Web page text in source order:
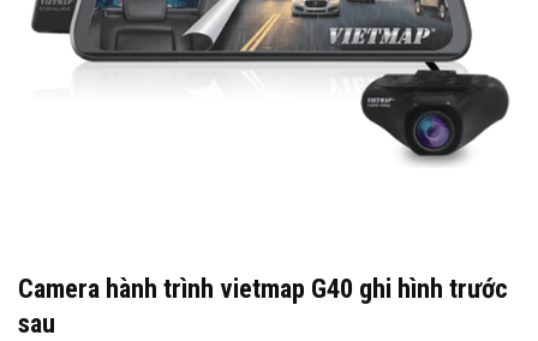
Camera hành trình vietmap G40 ghi hình trước
sau